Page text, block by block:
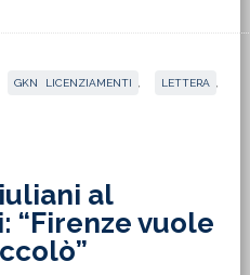
GKN LICENZIAMENTI LETTERA
al
“Firenze vuole